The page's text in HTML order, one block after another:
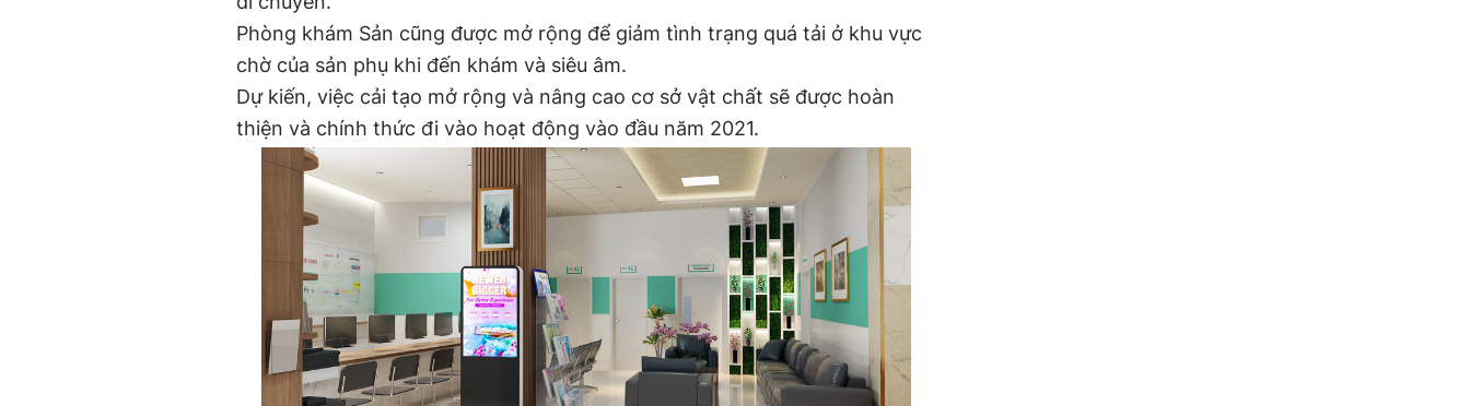
Phòng khám Sản cũng được mở rộng để giảm tình trạng quá tải ở khu vực
chờ của sản phụ khi đến khám và siêu âm.
Dự kiến, việc cải tạo mở rộng và nâng cao cơ sở vật chất sẽ được hoàn
thiện và chính thức đi vào hoạt động vào đầu năm 2021.